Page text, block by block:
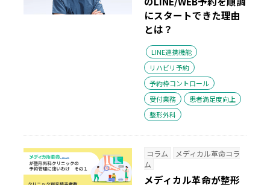
にスタートできた理由
とは？
LINE連携機能
リハビリ予約
予約枠コントロール
受付業務
患者満足度向上
整形外科
コラム
メディカル革命コラ
ム
メディカル革命が整形